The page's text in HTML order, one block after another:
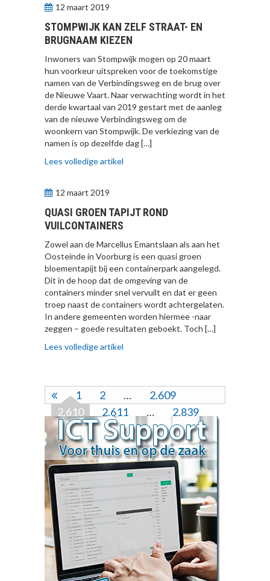
12 maart 2019
STOMPWIJK KAN ZELF STRAAT- EN
BRUGNAAM KIEZEN
Inwoners van Stompwijk mogen op 20 maart
hun voorkeur uitspreken voor de toekomstige
namen van de Verbindingsweg en de brug over
de Nieuwe Vaart. Naar verwachting wordt in het
derde kwartaal van 2019 gestart met de aanleg
van de nieuwe Verbindingsweg om de
woonkern van Stompwijk. De verkiezing van de
namen is op dezelfde dag […]
Lees volledige artikel
12 maart 2019
QUASI GROEN TAPIJT ROND
VUILCONTAINERS
Zowel aan de Marcellus Emantslaan als aan het
Oosteinde in Voorburg is een quasi groen
bloementapijt bij een containerpark aangelegd.
Dit in de hoop dat de omgeving van de
containers minder snel vervuilt en dat er geen
troep naast de containers wordt achtergelaten.
In andere gemeenten worden hiermee -naar
zeggen – goede resultaten geboekt. Toch […]
Lees volledige artikel
1 2 …
2.609
2.610
2.611 …
2.839
2.840